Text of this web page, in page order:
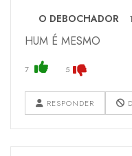
O DEBOCHADOR
HUM É MESMO
7 5
RESPONDER